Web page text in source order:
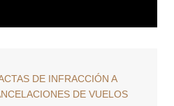
DE INFRACCIÓN A
DE VUELOS